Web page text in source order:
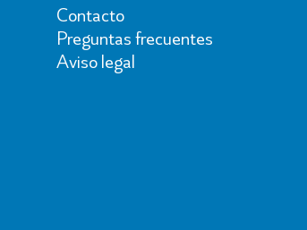
Contacto
Preguntas frecuentes
Aviso legal